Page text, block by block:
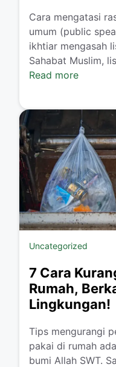
Cara mengatasi
umum (public
ikhtiar mengasah
Sahabat Muslim,
Read more
Uncategorized
7 Cara
Rumah,
Lingkungan!
Tips mengurangi
pakai di rumah
bumi Allah SWT.